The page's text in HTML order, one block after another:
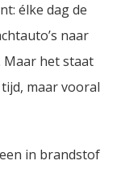
élke dag de
naar
Maar het staat
maar vooral
in brandstof